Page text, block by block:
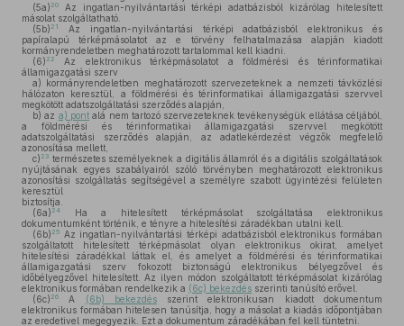
(5a) 20
Az ingatlan-nyilvántartási térképi adatbázisból kizárólag hitelesített
másolat szolgáltatható.
(5b) 21
Az ingatlan-nyilvántartási térképi adatbázisból elektronikus és
papíralapú térképmásolatot az e törvény felhatalmazása alapján kiadott
kormányrendeletben meghatározott tartalommal kell kiadni.
(6) 22
Az elektronikus térképmásolatot a földmérési és térinformatikai
államigazgatási szerv
a) kormányrendeletben meghatározott szervezeteknek a nemzeti távközlési
hálózaton keresztül, a földmérési és térinformatikai államigazgatási szervvel
megkötött adatszolgáltatási szerződés alapján,
b) az a) pontalá nem tartozó szervezeteknek tevékenységük ellátása céljából,
a földmérési és térinformatikai államigazgatási szervvel megkötött
adatszolgáltatási szerződés alapján, az adatlekérdezést végzők megfelelő
azonosítása mellett,
c) 23 természetes személyeknek a digitális államról és a digitális szolgáltatások
nyújtásának egyes szabályairól szóló törvényben meghatározott elektronikus
azonosítási szolgáltatás segítségével a személyre szabott ügyintézési felületen
keresztül
biztosítja.
(6a) 24
Ha a hitelesített térképmásolat szolgáltatása elektronikus
dokumentumként történik, e tényre a hitelesítési záradékban utalni kell.
(6b) 25 Az ingatlan-nyilvántartási térképi adatbázisból elektronikus formában
szolgáltatott hitelesített térképmásolat olyan elektronikus okirat, amelyet
hitelesítési záradékkal láttak el, és amelyet a földmérési és térinformatikai
államigazgatási szerv fokozott biztonságú elektronikus bélyegzővel és
időbélyegzővel hitelesített. Az ilyen módon szolgáltatott térképmásolat kizárólag
elektronikus formában rendelkezik a (6c) bekezdés szerinti tanúsító erővel.
(6c) 26 A (6b) bekezdésszerint elektronikusan kiadott dokumentum
elektronikus formában hitelesen tanúsítja, hogy a másolat a kiadás időpontjában
az eredetivel megegyezik. Ezt a dokumentum záradékában fel kell tüntetni.